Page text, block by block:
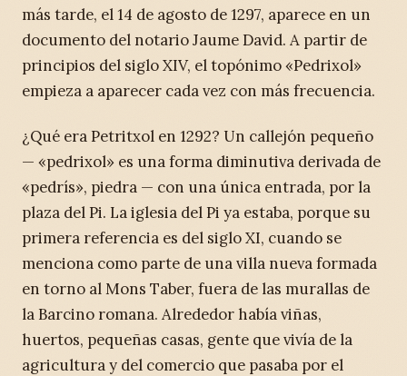
más tarde, el 14 de agosto de 1297, aparece en un
documento del notario Jaume David. A partir de
principios del siglo XIV, el topónimo «Pedrixol»
empieza a aparecer cada vez con más frecuencia.
¿Qué era Petritxol en 1292? Un callejón pequeño
— «pedrixol» es una forma diminutiva derivada de
«pedrís», piedra — con una única entrada, por la
plaza del Pi. La iglesia del Pi ya estaba, porque su
primera referencia es del siglo XI, cuando se
menciona como parte de una villa nueva formada
en torno al Mons Taber, fuera de las murallas de
la Barcino romana. Alrededor había viñas,
huertos, pequeñas casas, gente que vivía de la
agricultura y del comercio que pasaba por el